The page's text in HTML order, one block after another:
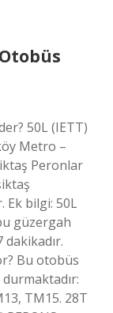
50L (IETT)
Metro –
Peronlar
Ek bilgi: 50L
güzergah
Bu otobüs
TM15. 28T